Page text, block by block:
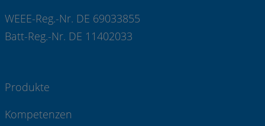
WEEE-Reg.-Nr. DE 69033855
Batt-Reg.-Nr. DE 11402033
Produkte
Kompetenzen